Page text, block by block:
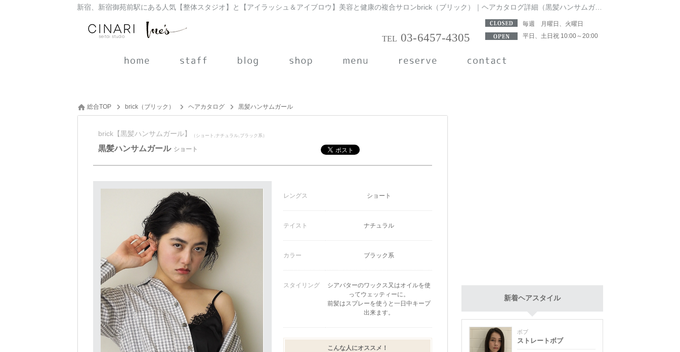
毎週 月曜日、火曜日
平日、土日祝 10:00～20:00
03-6457-4305
総合TOP brick（ブリック） ヘアカタログ 黒髪ハンサムガール
brick【黒髪ハンサムガール】 （ショート,ナチュラル,ブラック系）
黒髪ハンサムガール ショート
レングス ショート
テイスト ナチュラル
カラー ブラック系
スタイリング
シアバターのワックス又はオイルを使
ってウェッティーに。
前髪はスプレーを使うと一日中キープ
出来ます。
こんな人にオススメ！
新着ヘアスタイル
ボブ
ストレートボブ